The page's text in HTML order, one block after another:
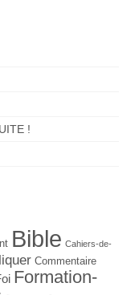
!
Bible Cahiers-de-
Commentaire
Formation-